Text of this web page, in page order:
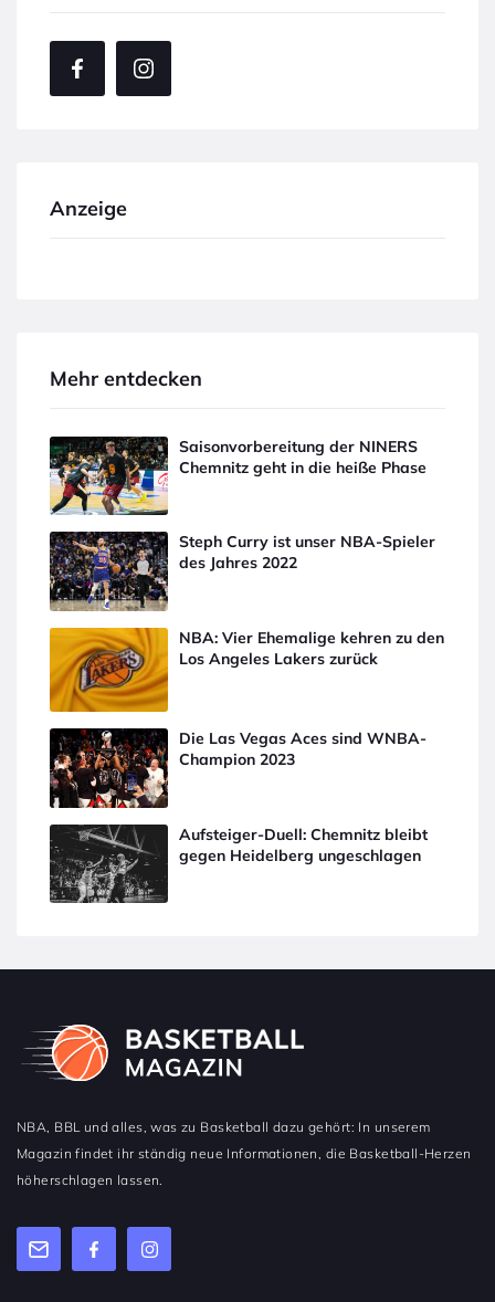
Anzeige
Mehr entdecken
Saisonvorbereitung der NINERS
Chemnitz geht in die heiße Phase
Steph Curry ist unser NBA-Spieler
des Jahres 2022
NBA: Vier Ehemalige kehren zu den
Los Angeles Lakers zurück
Die Las Vegas Aces sind WNBA-
Champion 2023
Aufsteiger-Duell: Chemnitz bleibt
gegen Heidelberg ungeschlagen
NBA, BBL und alles, was zu Basketball dazu gehört: In unserem
Magazin findet ihr ständig neue Informationen, die Basketball-Herzen
höherschlagen lassen.